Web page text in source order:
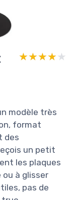
★★★★★
★★★★★
modèle très
format
des
un petit
les plaques
à glisser
pas de